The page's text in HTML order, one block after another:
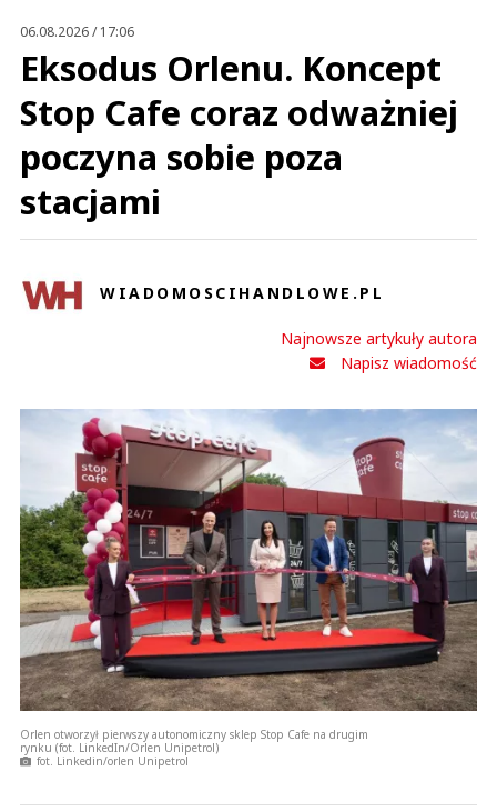
06.08.2026 / 17:06
Eksodus Orlenu. Koncept
Stop Cafe coraz odważniej
poczyna sobie poza
stacjami
WIADOMOSCIHANDLOWE.PL
Najnowsze artykuły autora
Napisz wiadomość
Orlen otworzył pierwszy autonomiczny sklep Stop Cafe na drugim
rynku (fot. LinkedIn/Orlen Unipetrol)
fot. Linkedin/orlen Unipetrol